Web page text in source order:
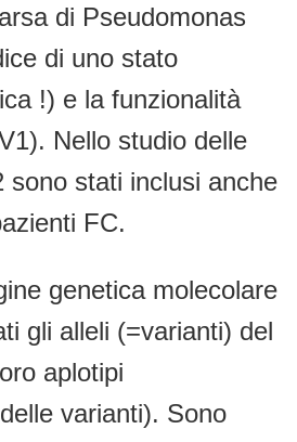
di Pseudomonas
di uno stato
!) e la funzionalità
Nello studio delle
sono stati inclusi anche
FC.
genetica molecolare
gli alleli (=varianti) del
aplotipi
varianti). Sono